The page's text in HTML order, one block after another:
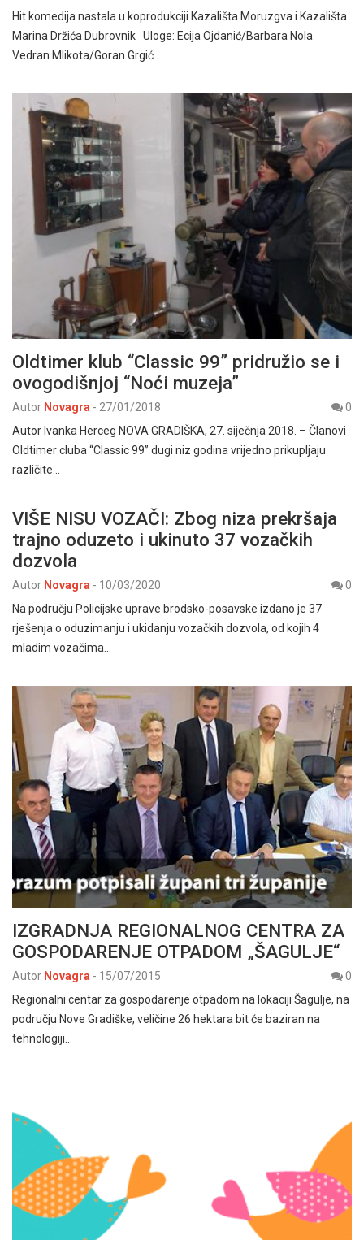
Hit komedija nastala u koprodukciji Kazališta Moruzgva i Kazališta
Marina Držića Dubrovnik Uloge: Ecija Ojdanić/Barbara Nola
Vedran Mlikota/Goran Grgić…
Oldtimer klub “Classic 99” pridružio se i
ovogodišnjoj “Noći muzeja”
Autor Novagra - 27/01/2018
0
Autor Ivanka Herceg NOVA GRADIŠKA, 27. siječnja 2018. – Članovi
Oldtimer cluba “Classic 99” dugi niz godina vrijedno prikupljaju
različite…
VIŠE NISU VOZAČI: Zbog niza prekršaja
trajno oduzeto i ukinuto 37 vozačkih
dozvola
Autor Novagra - 10/03/2020
0
Na području Policijske uprave brodsko-posavske izdano je 37
rješenja o oduzimanju i ukidanju vozačkih dozvola, od kojih 4
mladim vozačima…
IZGRADNJA REGIONALNOG CENTRA ZA
GOSPODARENJE OTPADOM „ŠAGULJE“
Autor Novagra - 15/07/2015
0
Regionalni centar za gospodarenje otpadom na lokaciji Šagulje, na
području Nove Gradiške, veličine 26 hektara bit će baziran na
tehnologiji…